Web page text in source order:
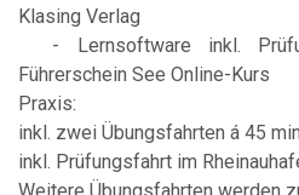
Klasing Verlag
- Lernsoftware inkl.
Führerschein See Online-Kurs
Praxis:
inkl. zwei Übungsfahrten á 45 min
inkl. Prüfungsfahrt im